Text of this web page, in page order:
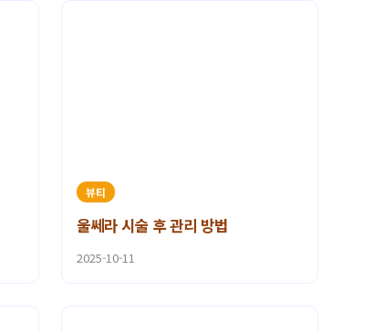
뷰티
울쎄라 시술 후 관리 방법
2025-10-11